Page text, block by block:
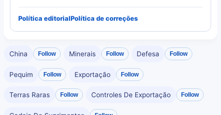
Política editorialPolítica de correções
China Follow Minerais Follow Defesa Follow
Pequim Follow Exportação Follow
Terras Raras Follow Controles De Exportação Follow